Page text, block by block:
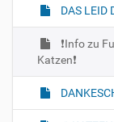
DAS LEID
❗Info zu
Katzen❗